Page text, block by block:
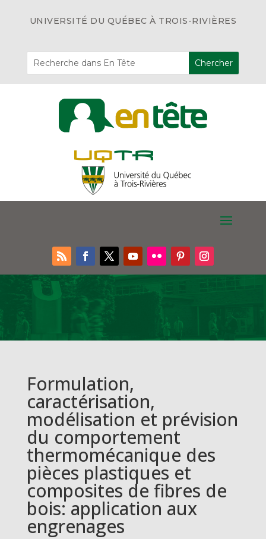
UNIVERSITÉ DU QUÉBEC À TROIS-RIVIÈRES
Formulation,
caractérisation,
modélisation et prévision
du comportement
thermomécanique des
pièces plastiques et
composites de fibres de
bois: application aux
engrenages